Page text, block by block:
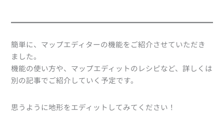
簡単に、マップエディターの機能をご紹介させていただき
ました。
機能の使い方や、マップエディットのレシピなど、詳しくは
別の記事でご紹介していく予定です。
思うように地形をエディットしてみてください！